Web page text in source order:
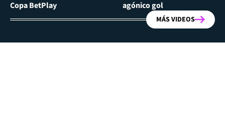
Copa BetPlay
agónico gol
MÁS VIDEOS